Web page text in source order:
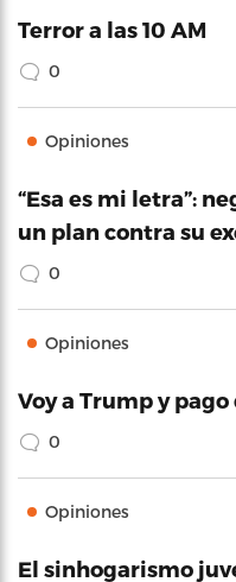
Terror a las 10 AM
0
Opiniones
“Esa es mi letra”:
un plan contra su
0
Opiniones
Voy a Trump y
0
Opiniones
El sinhogarismo